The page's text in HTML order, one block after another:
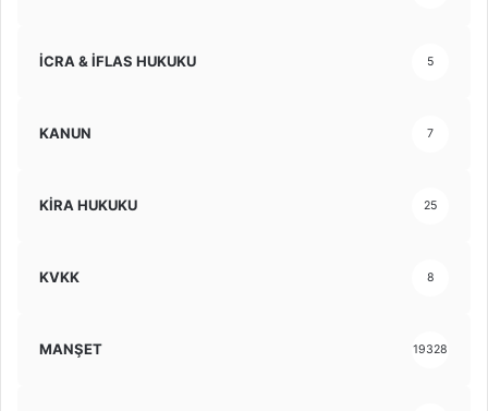
İCRA & İFLAS HUKUKU 5
KANUN 7
KİRA HUKUKU 25
KVKK 8
MANŞET 19328